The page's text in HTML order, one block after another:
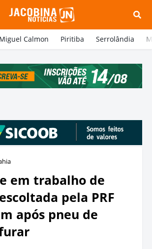
Miguel Calmon Piritiba Serrolândia
em trabalho de
pela PRF
após pneu de